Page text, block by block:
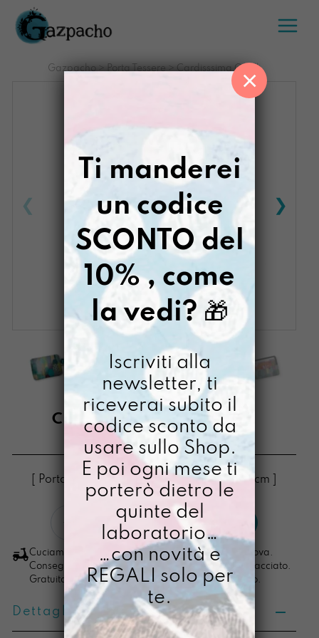
Salta
contenuto
Gazpacho > Porta Tessere > Cardisssima Quelli
CARDISSSIMA QUELLI
€ 16,00
[ Porta Tessere Portacarte: 10,3 x 7,5 x 0,4cm ]
Cardisssima
quantità
LO VOGLIO
Cuciamo ogni ordine nel nostro laboratorio di Padova.
Consegna in 4/5 giorni lavorativi, pacco sempre tracciato.
Gratuita per ordini di importo superiore ai 100 euro.
Dettagli prodotto
Ti manderei
un codice
SCONTO del
10% , come
la vedi? 🎁
Iscriviti alla
newsletter, ti
riceverai subito il
codice sconto da
usare sullo Shop.
E poi ogni mese ti
porterò dietro le
quinte del
laboratorio…
…con novità e
REGALI solo per
te.
×